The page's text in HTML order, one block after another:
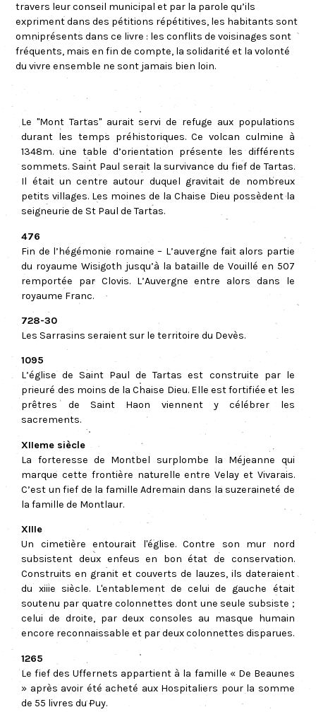
travers leur conseil municipal et par la parole qu’ils
expriment dans des pétitions répétitives, les habitants sont
omniprésents dans ce livre : les conflits de voisinages sont
fréquents, mais en fin de compte, la solidarité et la volonté
du vivre ensemble ne sont jamais bien loin.
Le "Mont Tartas" aurait servi de refuge aux populations
durant les temps préhistoriques. Ce volcan culmine à
1348m. une table d’orientation présente les différents
sommets. Saint Paul serait la survivance du fief de Tartas.
Il était un centre autour duquel gravitait de nombreux
petits villages. Les moines de la Chaise Dieu possèdent la
seigneurie de St Paul de Tartas.
476
Fin de l’hégémonie romaine – L’auvergne fait alors partie
du royaume Wisigoth jusqu’à la bataille de Vouillé en 507
remportée par Clovis. L’Auvergne entre alors dans le
royaume Franc.
728-30
Les Sarrasins seraient sur le territoire du Devès.
1095
L’église de Saint Paul de Tartas est construite par le
prieuré des moins de la Chaise Dieu. Elle est fortifiée et les
prêtres de Saint Haon viennent y célébrer les
sacrements.
XIIeme siècle
La forteresse de Montbel surplombe la Méjeanne qui
marque cette frontière naturelle entre Velay et Vivarais.
C’est un fief de la famille Adremain dans la suzeraineté de
la famille de Montlaur.
XIIIe
Un cimetière entourait l'église. Contre son mur nord
subsistent deux enfeus en bon état de conservation.
Construits en granit et couverts de lauzes, ils dateraient
du xiiie siècle. L'entablement de celui de gauche était
soutenu par quatre colonnettes dont une seule subsiste ;
celui de droite, par deux consoles au masque humain
encore reconnaissable et par deux colonnettes disparues.
1265
Le fief des Uffernets appartient à la famille « De Beaunes
» après avoir été acheté aux Hospitaliers pour la somme
de 55 livres du Puy.